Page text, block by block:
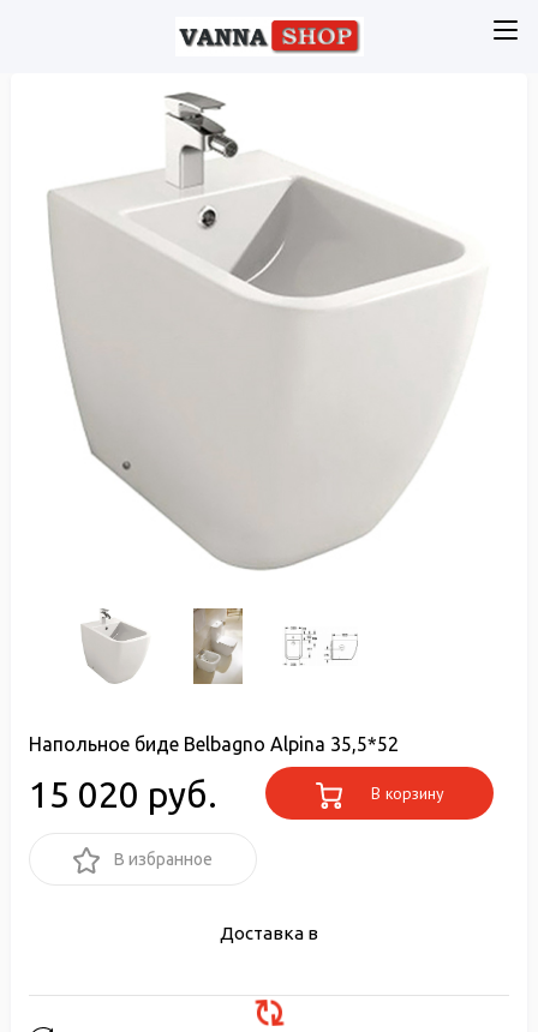
Напольное биде Belbagno Alpina 35,5*52
15 020 руб. В корзину
В избранное
Доставка в